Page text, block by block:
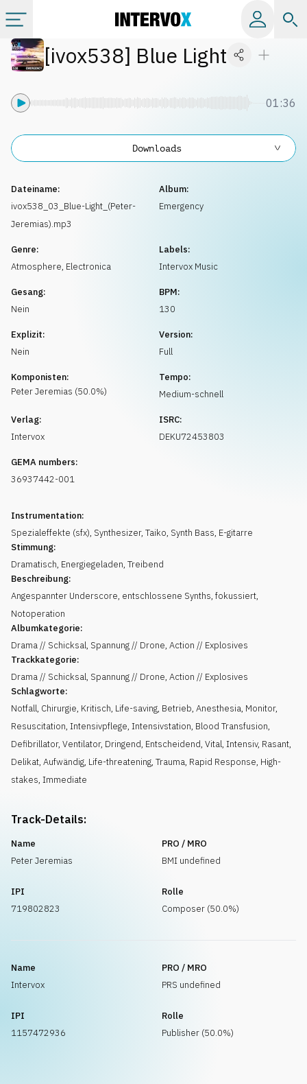
Kategorien
Alle Alben
Playlists
Lizenzen
Info
[ivox538] Blue Light
01:36
Dateiname:
ivox538_03_Blue-Light_(Peter-
Jeremias).mp3
Album:
Emergency
Genre:
Atmosphere, Electronica
Labels:
Intervox Music
Gesang:
Nein
BPM:
130
Explizit:
Nein
Version:
Full
Komponisten:
PeterJeremias (50.0%)
Tempo:
Medium-schnell
Verlag:
Intervox
ISRC:
DEKU72453803
GEMA numbers:
36937442-001
Instrumentation:
Spezialeffekte (sfx), Synthesizer, Taiko, Synth Bass, E-gitarre
Stimmung:
Dramatisch, Energiegeladen, Treibend
Beschreibung:
Angespannter Underscore, entschlossene Synths, fokussiert,
Notoperation
Albumkategorie:
Drama // Schicksal, Spannung // Drone, Action // Explosives
Trackkategorie:
Drama // Schicksal, Spannung // Drone, Action // Explosives
Schlagworte:
Notfall, Chirurgie, Kritisch, Life-saving, Betrieb, Anesthesia, Monitor,
Resuscitation, Intensivpflege, Intensivstation, Blood Transfusion,
Defibrillator, Ventilator, Dringend, Entscheidend, Vital, Intensiv, Rasant,
Delikat, Aufwändig, Life-threatening, Trauma, Rapid Response, High-
stakes, Immediate
Downloads
Track-Details:
Name
Peter Jeremias
PRO / MRO
BMI undefined
IPI
719802823
Rolle
Composer (50.0%)
Name
Intervox
PRO / MRO
PRS undefined
IPI
1157472936
Rolle
Publisher (50.0%)